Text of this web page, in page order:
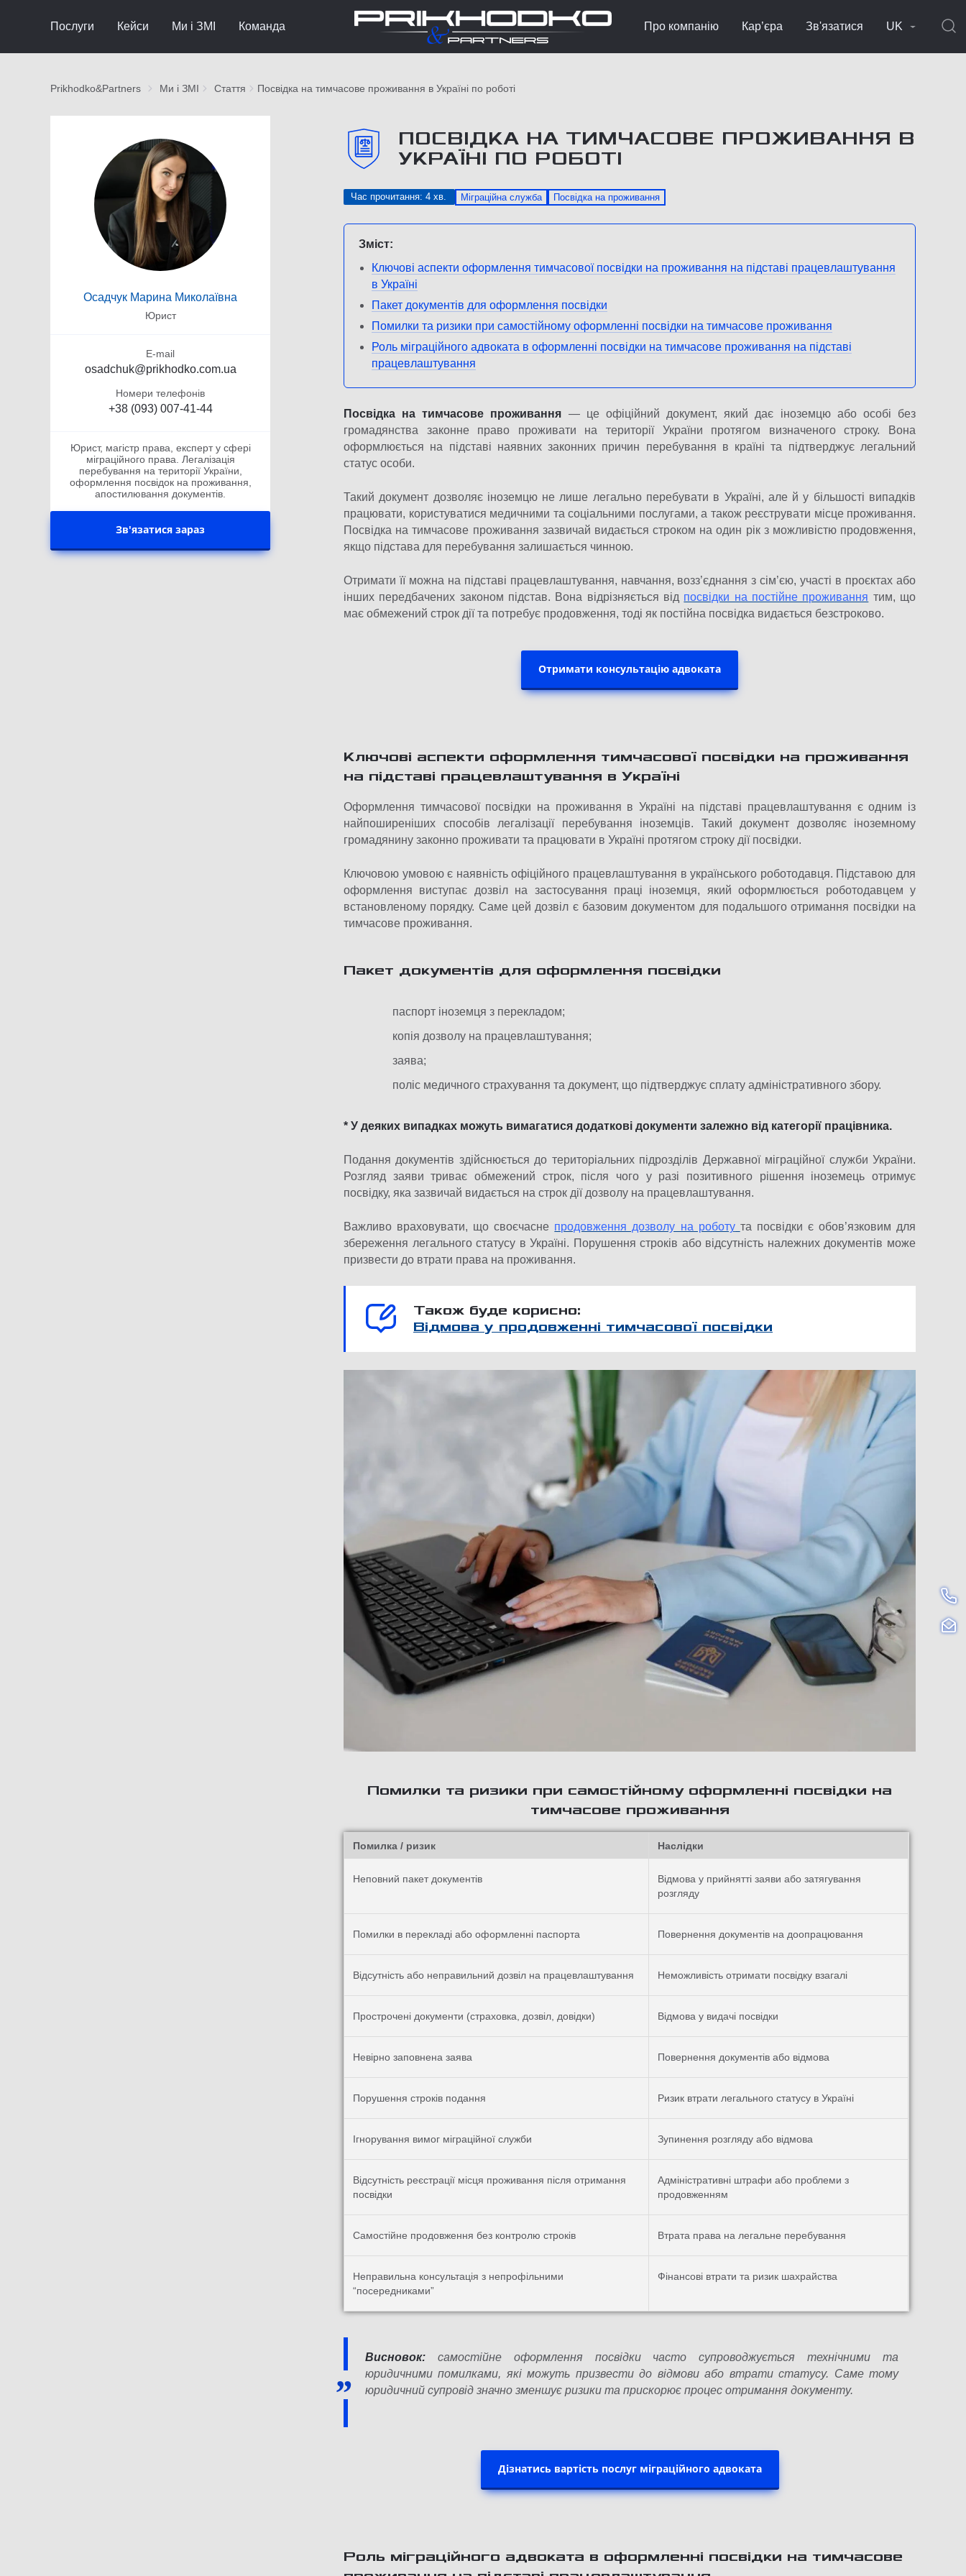
Послуги Кейси Ми і ЗМІ Команда Про компанію Кар’єра Зв'язатися UK
Prikhodko&Partners Ми і ЗМІ Стаття Посвідка на тимчасове проживання в Україні по роботі
Осадчук Марина Миколаївна
Юрист
E-mail
osadchuk@prikhodko.com.ua
Номери телефонів
+38 (093) 007-41-44
Юрист, магістр права, експерт у сфері
міграційного права. Легалізація
перебування на території України,
оформлення посвідок на проживання,
апостилювання документів.
Зв'язатися зараз
ПОСВІДКА НА ТИМЧАСОВЕ ПРОЖИВАННЯ В
УКРАЇНІ ПО РОБОТІ
Час прочитання: 4 хв. Міграційна служба Посвідка на проживання
Зміст:
Ключові аспекти оформлення тимчасової посвідки на проживання на підставі працевлаштування
в Україні
Пакет документів для оформлення посвідки
Помилки та ризики при самостійному оформленні посвідки на тимчасове проживання
Роль міграційного адвоката в оформленні посвідки на тимчасове проживання на підставі
працевлаштування
Посвідка на тимчасове проживання — це офіційний документ, який дає іноземцю або особі без
громадянства законне право проживати на території України протягом визначеного строку. Вона
оформлюється на підставі наявних законних причин перебування в країні та підтверджує легальний
статус особи.
Такий документ дозволяє іноземцю не лише легально перебувати в Україні, але й у більшості випадків
працювати, користуватися медичними та соціальними послугами, а також реєструвати місце проживання.
Посвідка на тимчасове проживання зазвичай видається строком на один рік з можливістю продовження,
якщо підстава для перебування залишається чинною.
Отримати її можна на підставі працевлаштування, навчання, возз’єднання з сім’єю, участі в проєктах або
інших передбачених законом підстав. Вона відрізняється від посвідки на постійне проживання тим, що
має обмежений строк дії та потребує продовження, тоді як постійна посвідка видається безстроково.
Отримати консультацію адвоката
Ключові аспекти оформлення тимчасової посвідки на проживання
на підставі працевлаштування в Україні
Оформлення тимчасової посвідки на проживання в Україні на підставі працевлаштування є одним із
найпоширеніших способів легалізації перебування іноземців. Такий документ дозволяє іноземному
громадянину законно проживати та працювати в Україні протягом строку дії посвідки.
Ключовою умовою є наявність офіційного працевлаштування в українського роботодавця. Підставою для
оформлення виступає дозвіл на застосування праці іноземця, який оформлюється роботодавцем у
встановленому порядку. Саме цей дозвіл є базовим документом для подальшого отримання посвідки на
тимчасове проживання.
Пакет документів для оформлення посвідки
паспорт іноземця з перекладом;
копія дозволу на працевлаштування;
заява;
поліс медичного страхування та документ, що підтверджує сплату адміністративного збору.
* У деяких випадках можуть вимагатися додаткові документи залежно від категорії працівника.
Подання документів здійснюється до територіальних підрозділів Державної міграційної служби України.
Розгляд заяви триває обмежений строк, після чого у разі позитивного рішення іноземець отримує
посвідку, яка зазвичай видається на строк дії дозволу на працевлаштування.
Важливо враховувати, що своєчасне продовження дозволу на роботу та посвідки є обов’язковим для
збереження легального статусу в Україні. Порушення строків або відсутність належних документів може
призвести до втрати права на проживання.
Також буде корисно:
Відмова у продовженні тимчасової посвідки
Помилки та ризики при самостійному оформленні посвідки на
тимчасове проживання
Помилка / ризик Наслідки
Неповний пакет документів
Відмова у прийнятті заяви або затягування
розгляду
Помилки в перекладі або оформленні паспорта Повернення документів на доопрацювання
Відсутність або неправильний дозвіл на працевлаштування Неможливість отримати посвідку взагалі
Прострочені документи (страховка, дозвіл, довідки) Відмова у видачі посвідки
Невірно заповнена заява Повернення документів або відмова
Порушення строків подання Ризик втрати легального статусу в Україні
Ігнорування вимог міграційної служби Зупинення розгляду або відмова
Відсутність реєстрації місця проживання після отримання
посвідки
Адміністративні штрафи або проблеми з
продовженням
Самостійне продовження без контролю строків Втрата права на легальне перебування
Неправильна консультація з непрофільними
“посередниками”
Фінансові втрати та ризик шахрайства
Висновок: самостійне оформлення посвідки часто супроводжується технічними та
юридичними помилками, які можуть призвести до відмови або втрати статусу. Саме тому
юридичний супровід значно зменшує ризики та прискорює процес отримання документу.
Дізнатись вартість послуг міграційного адвоката
Роль міграційного адвоката в оформленні посвідки на тимчасове